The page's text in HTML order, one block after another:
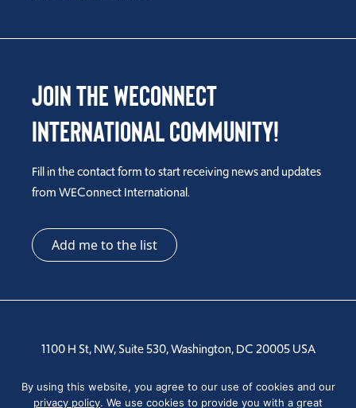
Join the WEConnect
International Community!
Fill in the contact form to start receiving news and updates
from WEConnect International.
Add me to the list
1100 H St, NW, Suite 530, Washington, DC 20005 USA
Tel: +1 202-810-6000
By using this website, you agree to our use of cookies and our
privacy policy. We use cookies to provide you with a great